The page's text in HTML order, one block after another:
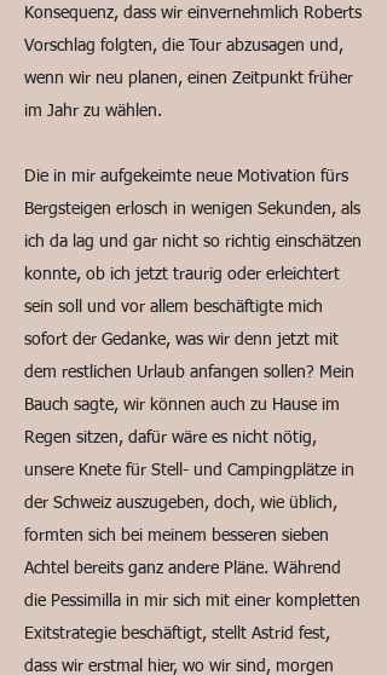
Konsequenz, dass wir einvernehmlich Roberts
Vorschlag folgten, die Tour abzusagen und,
wenn wir neu planen, einen Zeitpunkt früher
im Jahr zu wählen.
Die in mir aufgekeimte neue Motivation fürs
Bergsteigen erlosch in wenigen Sekunden, als
ich da lag und gar nicht so richtig einschätzen
konnte, ob ich jetzt traurig oder erleichtert
sein soll und vor allem beschäftigte mich
sofort der Gedanke, was wir denn jetzt mit
dem restlichen Urlaub anfangen sollen? Mein
Bauch sagte, wir können auch zu Hause im
Regen sitzen, dafür wäre es nicht nötig,
unsere Knete für Stell- und Campingplätze in
der Schweiz auszugeben, doch, wie üblich,
formten sich bei meinem besseren sieben
Achtel bereits ganz andere Pläne. Während
die Pessimilla in mir sich mit einer kompletten
Exitstrategie beschäftigt, stellt Astrid fest,
dass wir erstmal hier, wo wir sind, morgen